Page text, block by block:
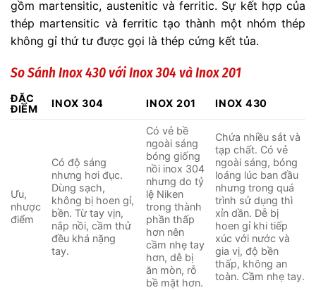
gồm martensitic, austenitic và ferritic. Sự kết hợp của
thép martensitic và ferritic tạo thành một nhóm thép
không gỉ thứ tư được gọi là thép cứng kết tủa.
So Sánh Inox 430 với Inox 304 và Inox 201
ĐẶC
ĐIỂM
INOX 304 INOX 201 INOX 430
Ưu,
nhược
điểm
Có độ sáng
nhưng hơi đục.
Dùng sạch,
không bị hoen gỉ,
bền. Từ tay vịn,
nắp nồi, cầm thử
đều khá nặng
tay.
Có vẻ bề
ngoài sáng
bóng giống
nồi inox 304
nhưng do tỷ
lệ Niken
trong thành
phần thấp
hơn nên
cầm nhẹ tay
hơn, dễ bị
ăn mòn, rỗ
bề mặt hơn.
Chứa nhiều sắt và
tạp chất. Có vẻ
ngoài sáng, bóng
loáng lúc ban đầu
nhưng trong quá
trình sử dụng thì
xỉn dần. Dễ bị
hoen gỉ khi tiếp
xúc với nước và
gia vị, độ bền
thấp, không an
toàn. Cầm nhẹ tay.